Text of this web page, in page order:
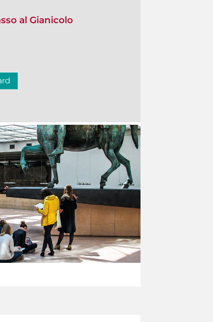
al Gianicolo